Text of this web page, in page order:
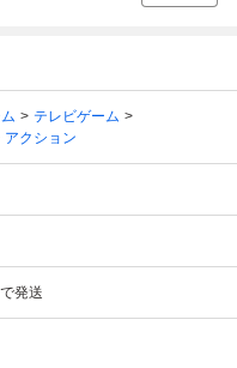
テレビゲーム
アクション
発送